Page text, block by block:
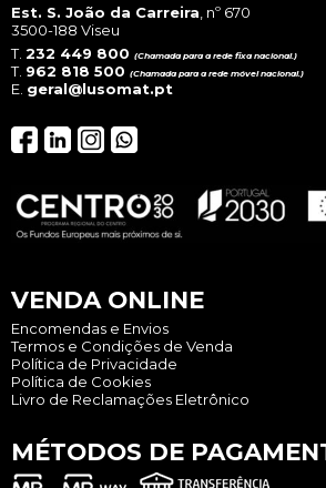
Est. S. João da Carreira , nº 670
3500-188 Viseu
T. 232 449 800 (Chamada para a rede fixa nacional.)
T. 962 818 500 (Chamada para a rede móvel nacional.)
E. geral@lusomat.pt
VENDA ONLINE
Encomendas e Envios
Termos e Condições de Venda
Política de Privacidade
Política de Cookies
Livro de Reclamações Eletrônico
MÉTODOS DE